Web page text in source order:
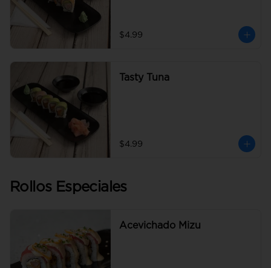
$4.99
Tasty Tuna
$4.99
Rollos Especiales
Acevichado Mizu